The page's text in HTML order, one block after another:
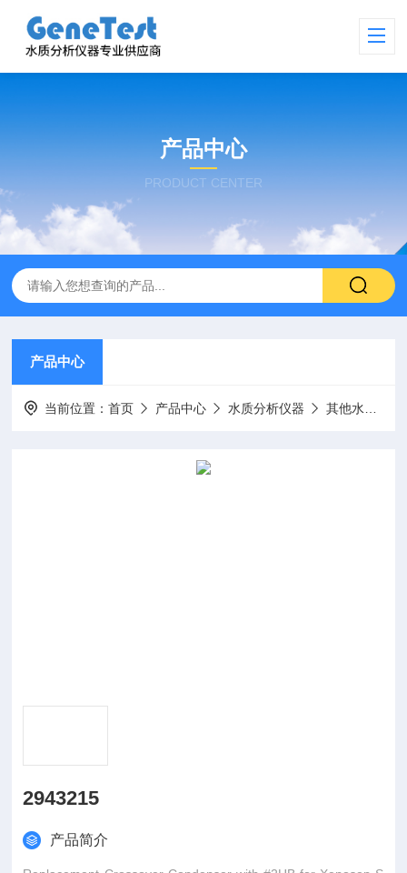
产品中心
PRODUCT CENTER
产品中心
当前位置：首页 产品中心 水质分析仪器 其他水质分析仪及配件
2943215
产品简介